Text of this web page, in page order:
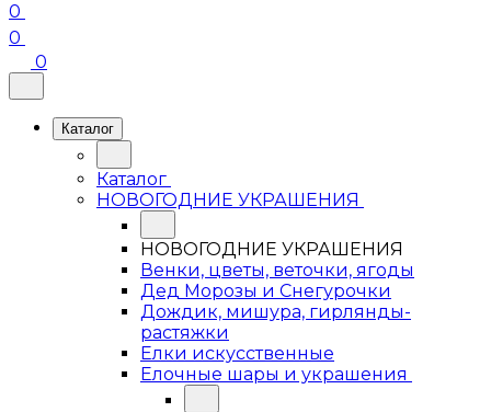
0
0
0
Каталог
Каталог
НОВОГОДНИЕ УКРАШЕНИЯ
НОВОГОДНИЕ УКРАШЕНИЯ
Венки, цветы, веточки, ягоды
Дед Морозы и Снегурочки
Дождик, мишура, гирлянды-
растяжки
Елки искусственные
Елочные шары и украшения